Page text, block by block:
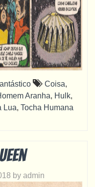
Coisa,
Aranha, Hulk,
Lua, Tocha Humana
by admin